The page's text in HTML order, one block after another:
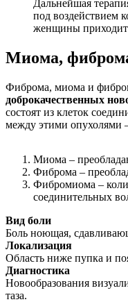
Дальнейшая
под воздействием
женщины приходит
Миома,
Фиброма, миома и
доброкачественных
состоят из клеток
между этими опухолями
Миома –
Фиброма –
Фибромиома –
соединительных
Вид боли
Боль ноющая,
Локализация
Область ниже пупка и
Диагностика
Новообразования
таза.